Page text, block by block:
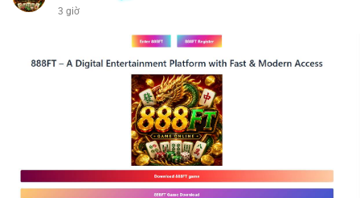
3 giờ